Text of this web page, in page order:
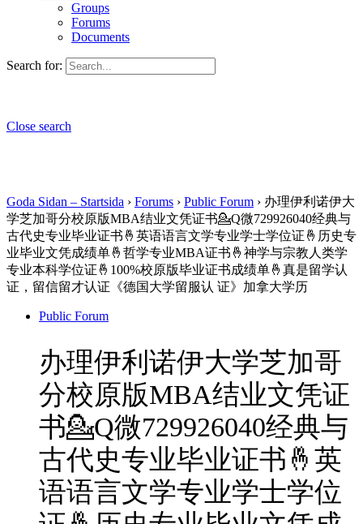
Groups
Forums
Documents
Search for:
Close search
Goda Sidan – Startsida › Forums › Public Forum › 办理伊利诺伊大
学芝加哥分校原版MBA结业文凭证书💁Q微729926040经典与
古代史专业毕业证书🤞英语语言文学专业学士学位证🤞历史专
业毕业文凭成绩单🤞哲学专业MBA证书🤞神学与宗教人类学
专业本科学位证🤞100%校原版毕业证书成绩单🤞真是留学认
证，留信留才认证《德国大学留服认 证》加拿大学历
Public Forum
办理伊利诺伊大学芝加哥
分校原版MBA结业文凭证
书💁Q微729926040经典与
古代史专业毕业证书🤞英
语语言文学专业学士学位